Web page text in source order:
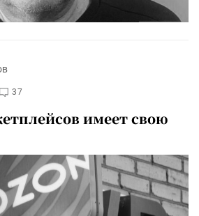
37
имеет свою